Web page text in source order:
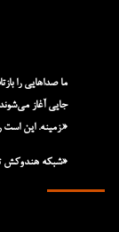
جایی آغاز
زمینه. این است روزنامه‌نگاری از حاشیه‌ها.»
«شبکه هند‌و‌کش تریبیون | خبرهایی از حاشیه، داستان‌هایی از سرچشمه»